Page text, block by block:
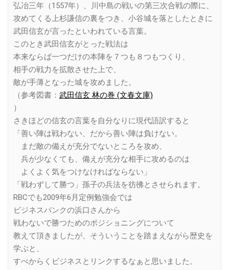
弘冶三年（1557年）、川中島の戦いの第三次合戦の際に、
攻めてくる上杉謙信の裏をつき、小谷城を落としたときに
武田信玄が言ったといわれている言葉。
このとき武田信玄がとった戦法は
本来ならば一つだけの本陣を７つも８つもつくり、
相手の戦力を拡散させた上で、
敵が手薄となった城を攻めました。
（参考図書： 武田信玄 林の巻 (文春文庫)
）
さきほどの信玄の言葉を自分なりに現代語訳すると
「善い陣は戦わない、だから善い陣は負けない。
まだ敵の備えが充分でないところを攻め、
兵が少なくても、備えが充分な相手に攻めるのは
よくよく気をつけなければならない」
「戦わずして勝つ」孫子の兵法を彷彿とさせられます。
RBCでも2009年6月定例勉強会では
ビジネスバンクの浜口さんから
戦わないで勝つためのポジショニングについて
教えて頂きましたが、そういうことを踏まえながら歴史を
学ぶと、
すべからくビジネスとリンクするなぁと思いました。